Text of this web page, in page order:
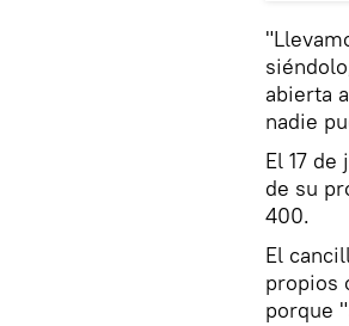
abierta
nadie
El 17
de su
400.
El
propios
porque "